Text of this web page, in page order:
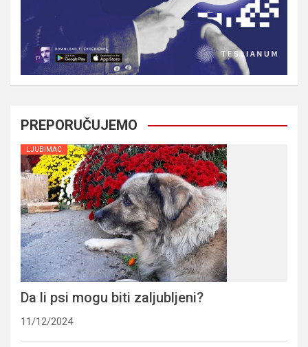
PREPORUČUJEMO
LJUBIMAC
Da li psi mogu biti zaljubljeni?
11/12/2024